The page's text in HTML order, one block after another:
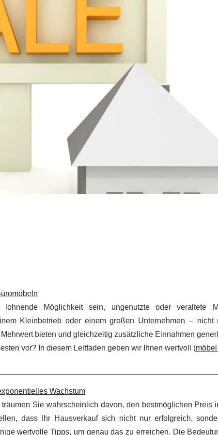
Möglichkeit sein, ungenutzte oder veraltete
Kleinbetrieb oder einem großen Unternehmen – nicht
bieten und gleichzeitig zusätzliche Einnahmen
vor? In diesem Leitfaden geben wir Ihnen wertvoll (
Wachstum
Sie wahrscheinlich davon, den bestmöglichen Preis
dass Ihr Hausverkauf sich nicht nur erfolgreich,
wertvolle Tipps, um genau das zu erreichen. Die